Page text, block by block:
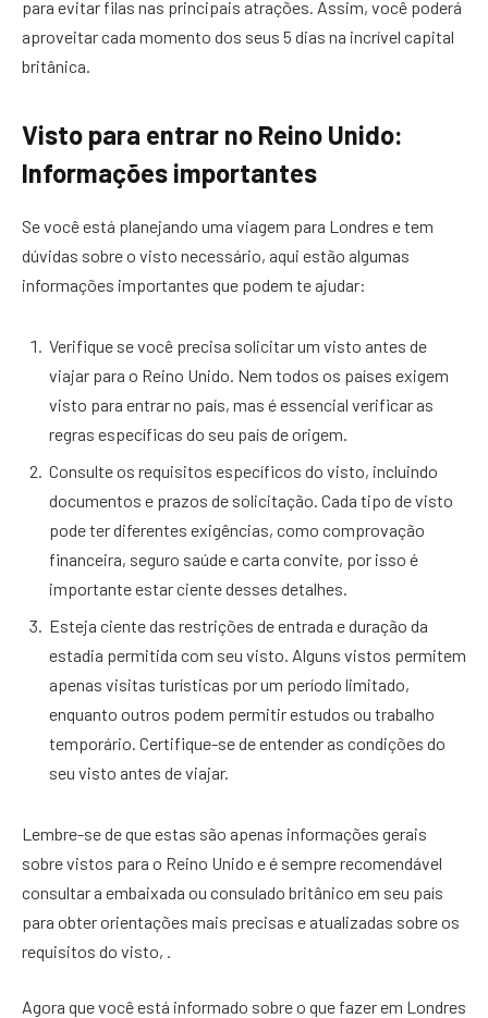
para evitar filas nas principais atrações. Assim, você poderá
aproveitar cada momento dos seus 5 dias na incrível capital
britânica.
Visto para entrar no Reino Unido:
Informações importantes
Se você está planejando uma viagem para Londres e tem
dúvidas sobre o visto necessário, aqui estão algumas
informações importantes que podem te ajudar:
Verifique se você precisa solicitar um visto antes de
viajar para o Reino Unido. Nem todos os países exigem
visto para entrar no país, mas é essencial verificar as
regras específicas do seu país de origem.
Consulte os requisitos específicos do visto, incluindo
documentos e prazos de solicitação. Cada tipo de visto
pode ter diferentes exigências, como comprovação
financeira, seguro saúde e carta convite, por isso é
importante estar ciente desses detalhes.
Esteja ciente das restrições de entrada e duração da
estadia permitida com seu visto. Alguns vistos permitem
apenas visitas turísticas por um período limitado,
enquanto outros podem permitir estudos ou trabalho
temporário. Certifique-se de entender as condições do
seu visto antes de viajar.
Lembre-se de que estas são apenas informações gerais
sobre vistos para o Reino Unido e é sempre recomendável
consultar a embaixada ou consulado britânico em seu país
para obter orientações mais precisas e atualizadas sobre os
requisitos do visto, .
Agora que você está informado sobre o que fazer em Londres